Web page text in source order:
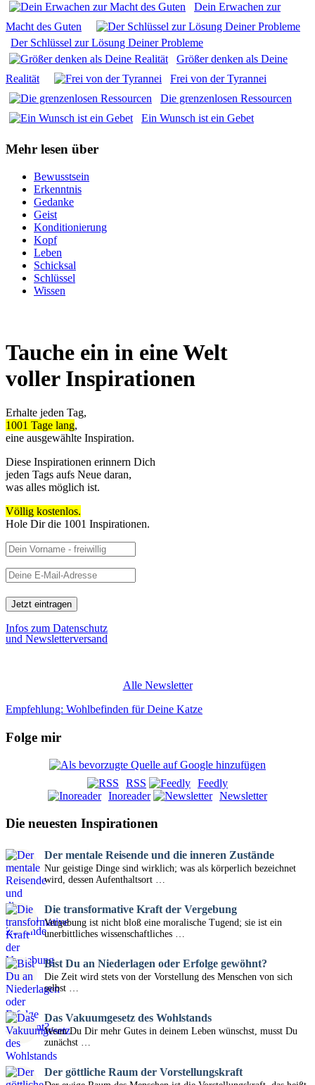
Dein Erwa­chen zur
Macht des Guten
Der Schlüs­sel zur Lösung Dei­ner Pro­ble­me
Grö­ßer den­ken als Dei­ne
Rea­li­tät
Frei von der Tyran­nei
Die gren­zen­lo­sen Res­sour­cen
Ein Wunsch ist ein Gebet
Mehr lesen über
Bewusstsein
Erkenntnis
Gedanke
Geist
Konditionierung
Kopf
Leben
Schicksal
Schlüssel
Wissen
Tauche ein in eine Welt
voller Inspirationen
Erhalte jeden Tag,
1001 Tage lang,
eine ausgewählte Inspiration.
Diese Inspirationen erinnern Dich
jeden Tags aufs Neue daran,
was alles möglich ist.
Völlig kostenlos.
Hole Dir die 1001 Inspirationen.
Infos zum Datenschutz
und Newsletterversand
Alle Newsletter
Empfehlung: Wohlbefinden für Deine Katze
Folge mir
RSS
Feedly
Inoreader
Newsletter
Die neuesten Inspirationen
Der mentale Reisende und die inneren Zustände
Nur geistige Dinge sind wirklich; was als körperlich bezeichnet
wird, dessen Aufenthaltsort …
Die transformative Kraft der Vergebung
Vergebung ist nicht bloß eine moralische Tugend; sie ist ein
unerbittliches wissenschaftliches …
Bist Du an Niederlagen oder Erfolge gewöhnt?
Die Zeit wird stets von der Vorstellung des Menschen von sich
selbst …
Das Vakuumgesetz des Wohlstands
Wenn Du Dir mehr Gutes in deinem Leben wünschst, musst Du
zunächst …
Der göttliche Raum der Vorstellungskraft